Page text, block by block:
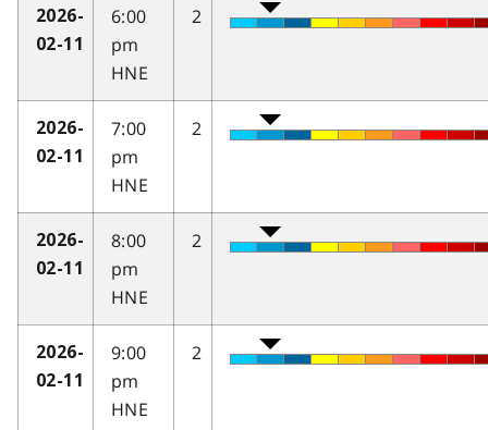
2026-
02-11
6:00
pm
HNE
2
2026-
02-11
7:00
pm
HNE
2
2026-
02-11
8:00
pm
HNE
2
2026-
02-11
9:00
pm
HNE
2